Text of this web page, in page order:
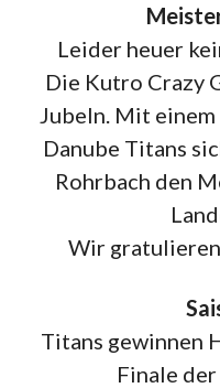
Leider heuer
Die Kutro Crazy
Jubeln. Mit
Danube Titans
Rohrbach den
Wir
Titans gewinnen
Finale